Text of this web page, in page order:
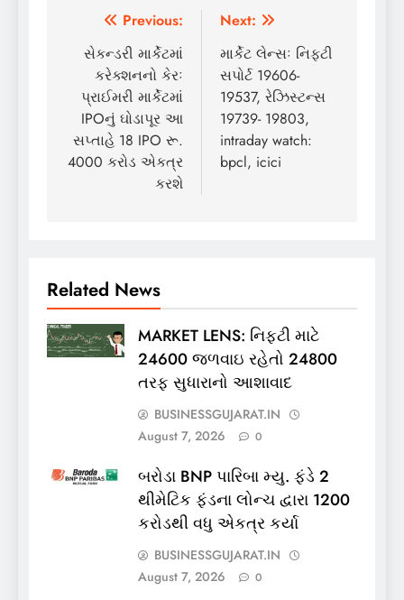
Post
navigation
Previous:
સેકન્ડરી માર્કેટમાં
કરેક્શનનો કેરઃ
પ્રાઈમરી માર્કેટમાં
IPOનું ઘોડાપૂર આ
સપ્તાહે 18 IPO રૂ.
4000 કરોડ એકત્ર
કરશે
Next:
માર્કેટ લેન્સઃ નિફ્ટી
સપોર્ટ 19606-
19537, રેઝિસ્ટન્સ
19739- 19803,
intraday watch:
bpcl, icici
Related News
MARKET LENS: નિફ્ટી માટે
24600 જળવાઇ રહેતો 24800
તરફ સુધારાનો આશાવાદ
BUSINESSGUJARAT.IN
August 7, 2026
0
બરોડા BNP પારિબા મ્યુ. ફંડે 2
થીમેટિક ફંડના લોન્ચ દ્વારા 1200
કરોડથી વધુ એકત્ર કર્યા
BUSINESSGUJARAT.IN
August 7, 2026
0